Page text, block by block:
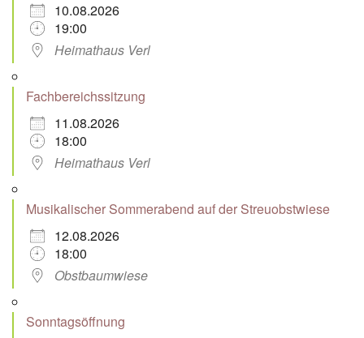
10.08.2026
19:00
Heimathaus Verl
Fachbereichssitzung
11.08.2026
18:00
Heimathaus Verl
Musikalischer Sommerabend auf der Streuobstwiese
12.08.2026
18:00
Obstbaumwiese
Sonntagsöffnung